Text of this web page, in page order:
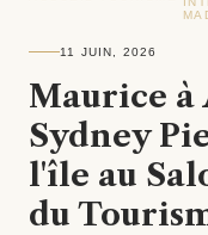
11 JUIN, 2026
Maurice à
Sydney
l'île au
du